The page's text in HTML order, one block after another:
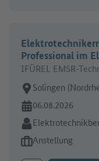
Professional im
IFÜREL EMSR-
Arbeitsort:
Solingen
Online seit:
06.08.2026
Branche:
Art des Jobangebots:
Anstellung